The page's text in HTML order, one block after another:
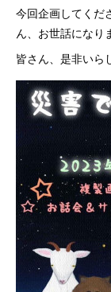
今回企画してくだ
ん、お世話になり
皆さん、是非いら